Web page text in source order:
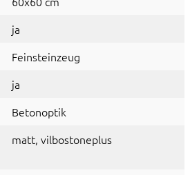
ja
Feinsteinzeug
ja
Betonoptik
matt, vilbostoneplus